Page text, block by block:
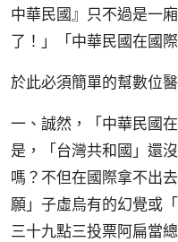
中華民國』只不過是一
了！」「中華民國在國
於此必須簡單的幫數位
一、誠然，「中華民國
是，「台灣共和國」還
嗎？不但在國際拿不出
願」子虛烏有的幻覺或
三十九點三投票阿扁當